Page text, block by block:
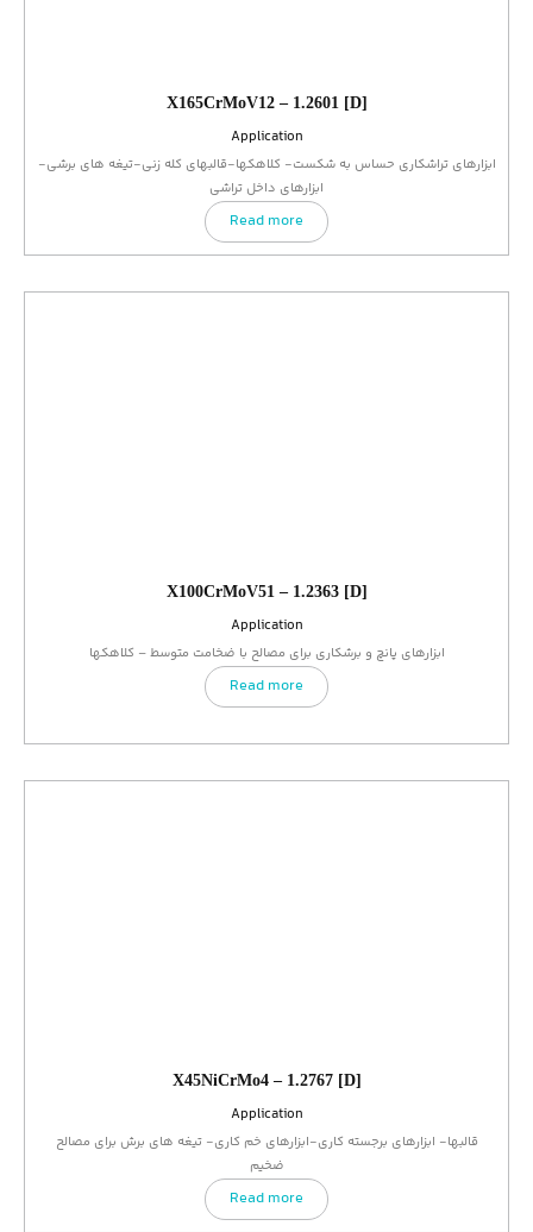
X165CrMoV12 – 1.2601 [D]
Application
ابزارهای تراشکاری حساس به شکست- کلاهکها-قالبهای کله زنی-تیغه های برشی-
ابزارهای داخل تراشی
Read more
X100CrMoV51 – 1.2363 [D]
Application
ابزارهای پانچ و برشکاری برای مصالح با ضخامت متوسط – کلاهکها
Read more
X45NiCrMo4 – 1.2767 [D]
Application
قالبها- ابزارهای برجسته کاری-ابزارهای خم کاری- تیغه های برش برای مصالح
ضخیم
Read more